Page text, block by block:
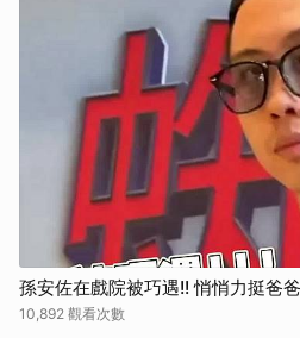
孫安佐在戲院被巧遇!! 悄悄力挺爸
10,892 觀看次數